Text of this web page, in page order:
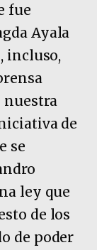
fue
Ayala
incluso,
nuestra
de
se
ley que
de los
de poder